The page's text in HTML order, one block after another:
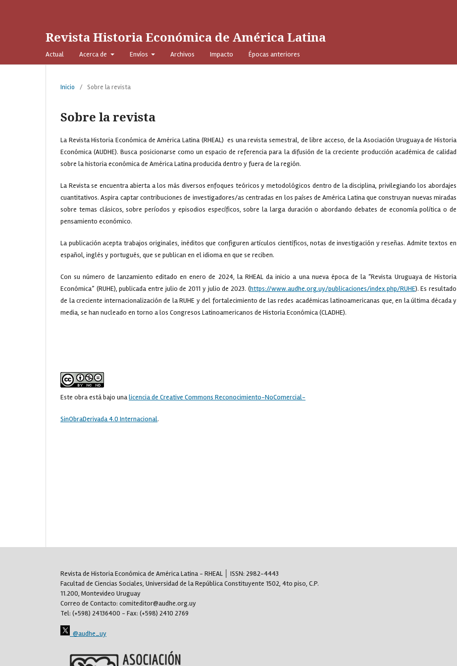
Revista Historia Económica de América Latina
Actual Acerca de Envíos Archivos Impacto Épocas anteriores
Inicio / Sobre la revista
Sobre la revista
La Revista Historia Económica de América Latina (RHEAL) es una revista semestral, de libre acceso, de la Asociación Uruguaya de Historia
Económica (AUDHE). Busca posicionarse como un espacio de referencia para la difusión de la creciente producción académica de calidad
sobre la historia económica de América Latina producida dentro y fuera de la región.
La Revista se encuentra abierta a los más diversos enfoques teóricos y metodológicos dentro de la disciplina, privilegiando los abordajes
cuantitativos. Aspira captar contribuciones de investigadores/as centradas en los países de América Latina que construyan nuevas miradas
sobre temas clásicos, sobre períodos y episodios específicos, sobre la larga duración o abordando debates de economía política o de
pensamiento económico.
La publicación acepta trabajos originales, inéditos que configuren artículos científicos, notas de investigación y reseñas. Admite textos en
español, inglés y portugués, que se publican en el idioma en que se reciben.
Con su número de lanzamiento editado en enero de 2024, la RHEAL da inicio a una nueva época de la “Revista Uruguaya de Historia
Económica” (RUHE), publicada entre julio de 2011 y julio de 2023. (https://www.audhe.org.uy/publicaciones/index.php/RUHE). Es resultado
de la creciente internacionalización de la RUHE y del fortalecimiento de las redes académicas latinoamericanas que, en la última década y
media, se han nucleado en torno a los Congresos Latinoamericanos de Historia Económica (CLADHE).
Este obra está bajo unalicencia de Creative Commons Reconocimiento-NoComercial-
SinObraDerivada 4.0 Internacional.
Revista de Historia Económica de América Latina - RHEAL │ ISSN: 2982-4443
Facultad de Ciencias Sociales, Universidad de la República Constituyente 1502, 4to piso, C.P.
11.200, Montevideo Uruguay
Correo de Contacto: comiteditor@audhe.org.uy
Tel: (+598) 24136400 - Fax: (+598) 2410 2769
@audhe_uy